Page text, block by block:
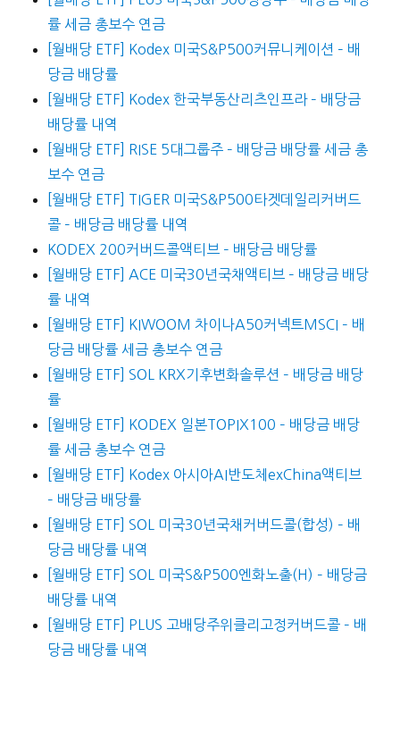
률 세금 총보수 연금
[월배당 ETF] Kodex 미국S&P500커뮤니케이션 – 배
당금 배당률
[월배당 ETF] Kodex 한국부동산리츠인프라 – 배당금
배당률 내역
[월배당 ETF] RISE 5대그룹주 – 배당금 배당률 세금 총
보수 연금
[월배당 ETF] TIGER 미국S&P500타겟데일리커버드
콜 – 배당금 배당률 내역
KODEX 200커버드콜액티브 – 배당금 배당률
[월배당 ETF] ACE 미국30년국채액티브 – 배당금 배당
률 내역
[월배당 ETF] KIWOOM 차이나A50커넥트MSCI – 배
당금 배당률 세금 총보수 연금
[월배당 ETF] SOL KRX기후변화솔루션 – 배당금 배당
률
[월배당 ETF] KODEX 일본TOPIX100 – 배당금 배당
률 세금 총보수 연금
[월배당 ETF] Kodex 아시아AI반도체exChina액티브
– 배당금 배당률
[월배당 ETF] SOL 미국30년국채커버드콜(합성) – 배
당금 배당률 내역
[월배당 ETF] SOL 미국S&P500엔화노출(H) – 배당금
배당률 내역
[월배당 ETF] PLUS 고배당주위클리고정커버드콜 – 배
당금 배당률 내역